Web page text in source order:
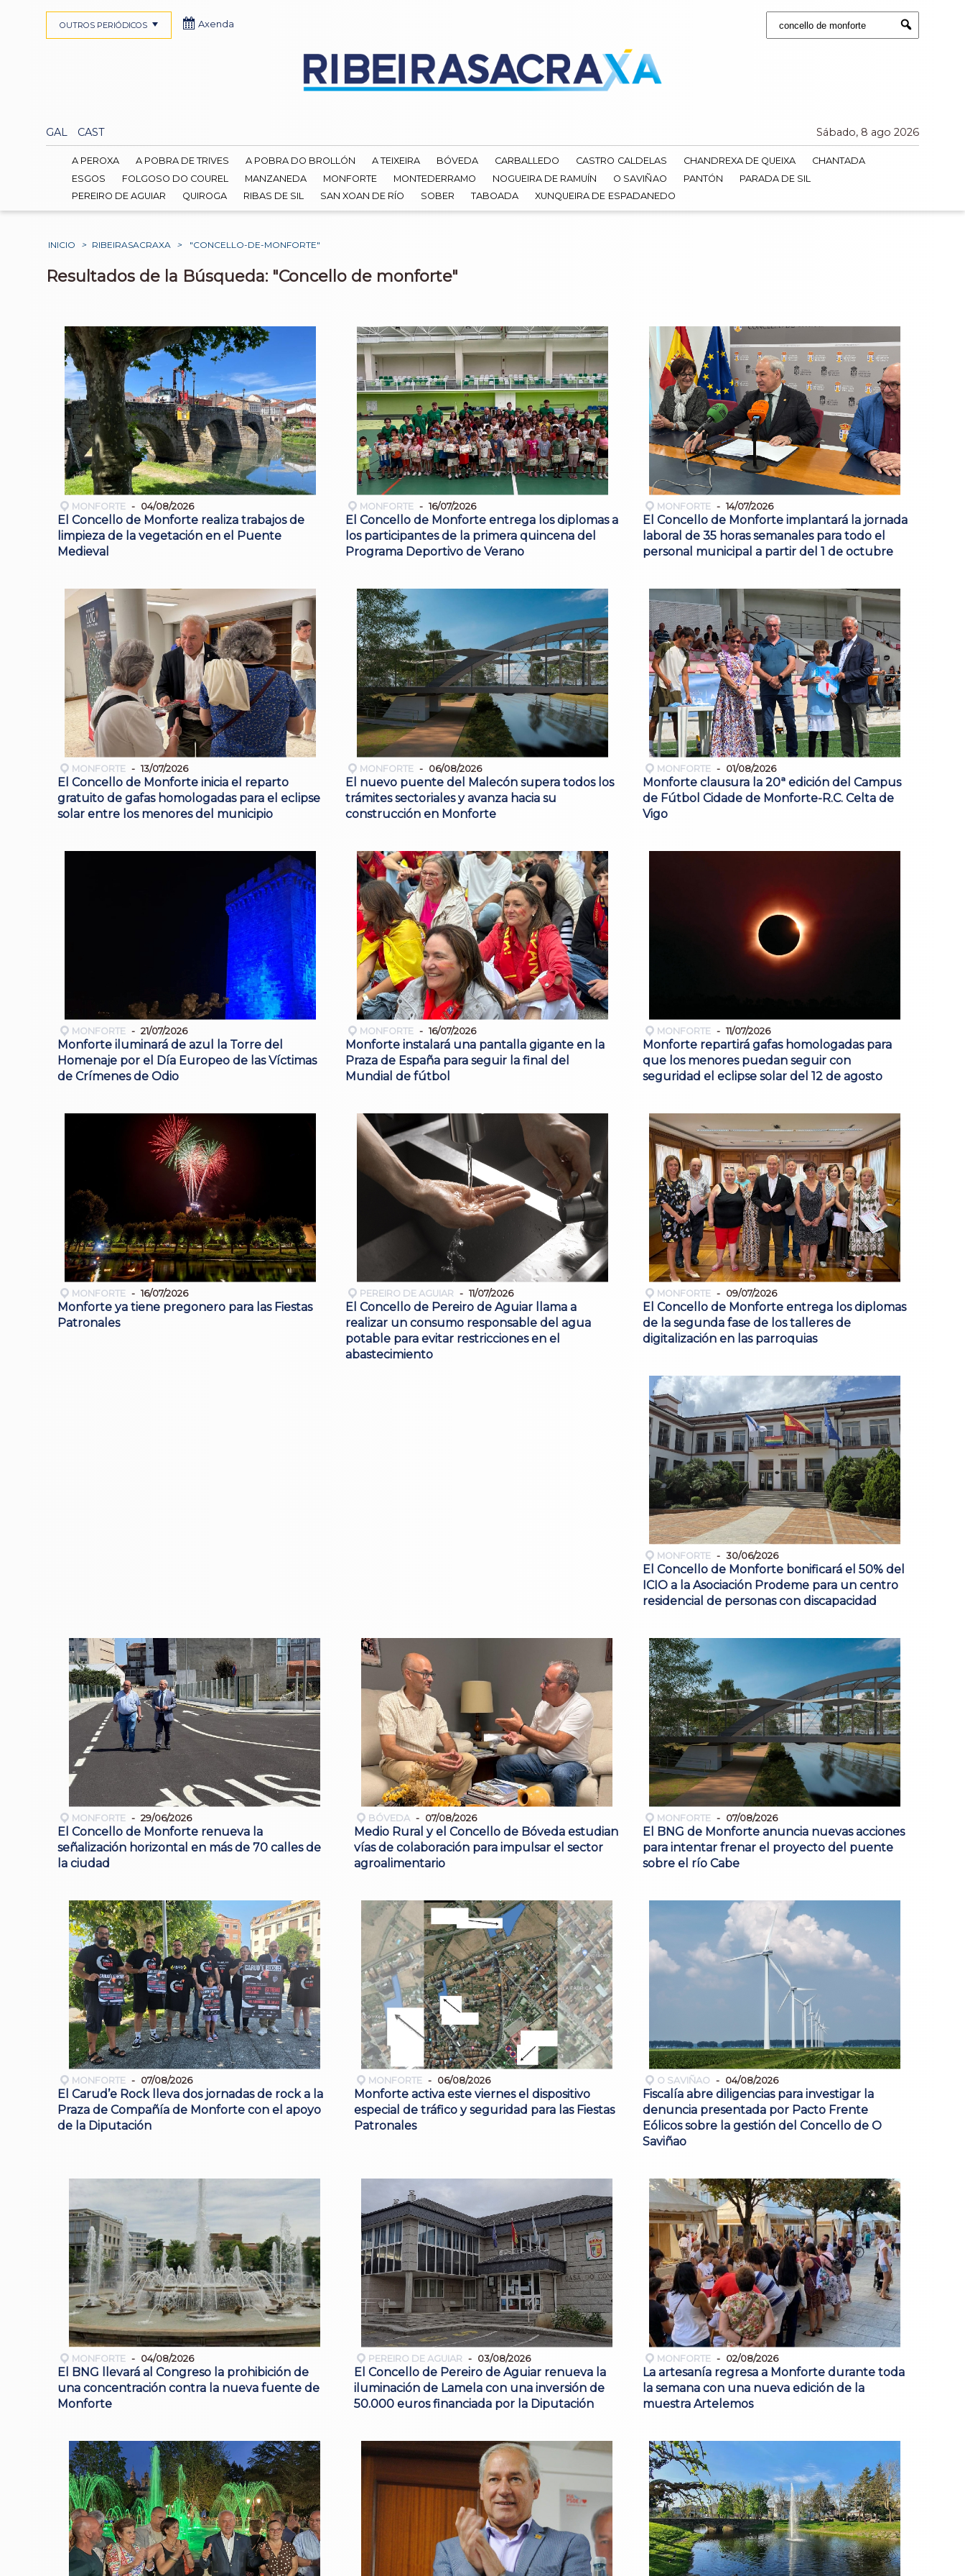
Submit
GAL CAST Sábado, 8 ago 2026
OUTROS PERIÓDICOS Axenda
A PEROXA A POBRA DE TRIVES A POBRA DO BROLLÓN A TEIXEIRA BÓVEDA CARBALLEDO CASTRO CALDELAS CHANDREXA DE QUEIXA
CHANTADA
ESGOS
FOLGOSO DO COUREL MANZANEDA MONFORTE MONTEDERRAMO NOGUEIRA DE RAMUÍN O SAVIÑAO PANTÓN
PARADA DE SIL
PEREIRO DE AGUIAR
QUIROGA RIBAS DE SIL SAN XOAN DE RÍO SOBER TABOADA XUNQUEIRA DE ESPADANEDO
INICIO > RIBEIRASACRAXA > "CONCELLO-DE-MONFORTE"
Resultados de la Búsqueda: "Concello de monforte"
MONFORTE 04/08/2026
El Concello de Monforte realiza trabajos de
limpieza de la vegetación en el Puente
Medieval
MONFORTE 16/07/2026
El Concello de Monforte entrega los diplomas a
los participantes de la primera quincena del
Programa Deportivo de Verano
MONFORTE 14/07/2026
El Concello de Monforte implantará la jornada
laboral de 35 horas semanales para todo el
personal municipal a partir del 1 de octubre
MONFORTE 13/07/2026
El Concello de Monforte inicia el reparto
gratuito de gafas homologadas para el eclipse
solar entre los menores del municipio
MONFORTE 06/08/2026
El nuevo puente del Malecón supera todos los
trámites sectoriales y avanza hacia su
construcción en Monforte
MONFORTE 01/08/2026
Monforte clausura la 20ª edición del Campus
de Fútbol Cidade de Monforte-R.C. Celta de
Vigo
MONFORTE 21/07/2026
Monforte iluminará de azul la Torre del
Homenaje por el Día Europeo de las Víctimas
de Crímenes de Odio
MONFORTE 16/07/2026
Monforte instalará una pantalla gigante en la
Praza de España para seguir la final del
Mundial de fútbol
MONFORTE 11/07/2026
Monforte repartirá gafas homologadas para
que los menores puedan seguir con
seguridad el eclipse solar del 12 de agosto
MONFORTE 16/07/2026
Monforte ya tiene pregonero para las Fiestas
Patronales
PEREIRO DE AGUIAR 11/07/2026
El Concello de Pereiro de Aguiar llama a
realizar un consumo responsable del agua
potable para evitar restricciones en el
abastecimiento
MONFORTE 09/07/2026
El Concello de Monforte entrega los diplomas
de la segunda fase de los talleres de
digitalización en las parroquias
MONFORTE 30/06/2026
El Concello de Monforte bonificará el 50% del
ICIO a la Asociación Prodeme para un centro
residencial de personas con discapacidad
MONFORTE 29/06/2026
El Concello de Monforte renueva la
señalización horizontal en más de 70 calles de
la ciudad
BÓVEDA 07/08/2026
Medio Rural y el Concello de Bóveda estudian
vías de colaboración para impulsar el sector
agroalimentario
MONFORTE 07/08/2026
El BNG de Monforte anuncia nuevas acciones
para intentar frenar el proyecto del puente
sobre el río Cabe
MONFORTE 07/08/2026
El Carud’e Rock lleva dos jornadas de rock a la
Praza de Compañía de Monforte con el apoyo
de la Diputación
MONFORTE 06/08/2026
Monforte activa este viernes el dispositivo
especial de tráfico y seguridad para las Fiestas
Patronales
O SAVIÑAO 04/08/2026
Fiscalía abre diligencias para investigar la
denuncia presentada por Pacto Frente
Eólicos sobre la gestión del Concello de O
Saviñao
MONFORTE 04/08/2026
El BNG llevará al Congreso la prohibición de
una concentración contra la nueva fuente de
Monforte
PEREIRO DE AGUIAR 03/08/2026
El Concello de Pereiro de Aguiar renueva la
iluminación de Lamela con una inversión de
50.000 euros financiada por la Diputación
MONFORTE 02/08/2026
La artesanía regresa a Monforte durante toda
la semana con una nueva edición de la
muestra Artelemos